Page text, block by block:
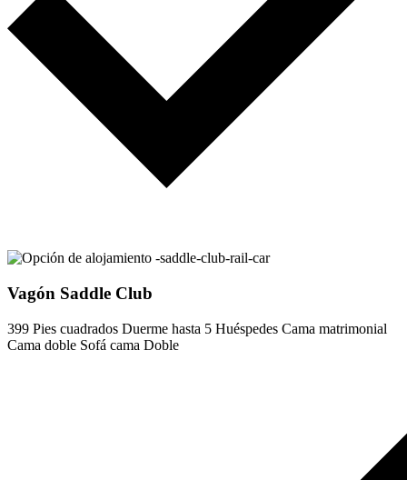
Vagón Saddle Club
399 Pies cuadrados Duerme hasta 5 Huéspedes Cama matrimonial
Cama doble Sofá cama Doble